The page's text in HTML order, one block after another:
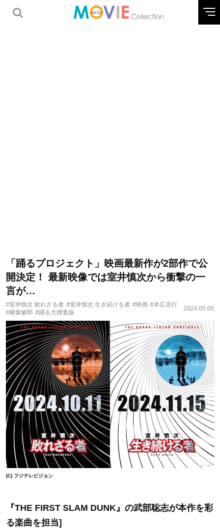
「踊るプロジェクト」映画最新作が2部作で公
開決定！ 最新映像では室井慎次から衝撃の一
言が…
#室井慎次 敗れざる者 #室井慎次 生き続ける者 #映画 #本広克行
#柳葉敏郎 #踊る大捜査線
2024.05.05
(C) フジテレビジョン
『THE FIRST SLAM DUNK』の武部聡志が本作を彩
る楽曲を担当]